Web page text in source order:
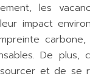
les
impact
De
et de